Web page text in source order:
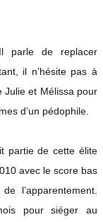
parle de replacer
il n’hésite pas à
Julie et Mélissa pour
d’un pédophile.
partie de cette élite
avec le score bas
l’apparentement.
pour siéger au